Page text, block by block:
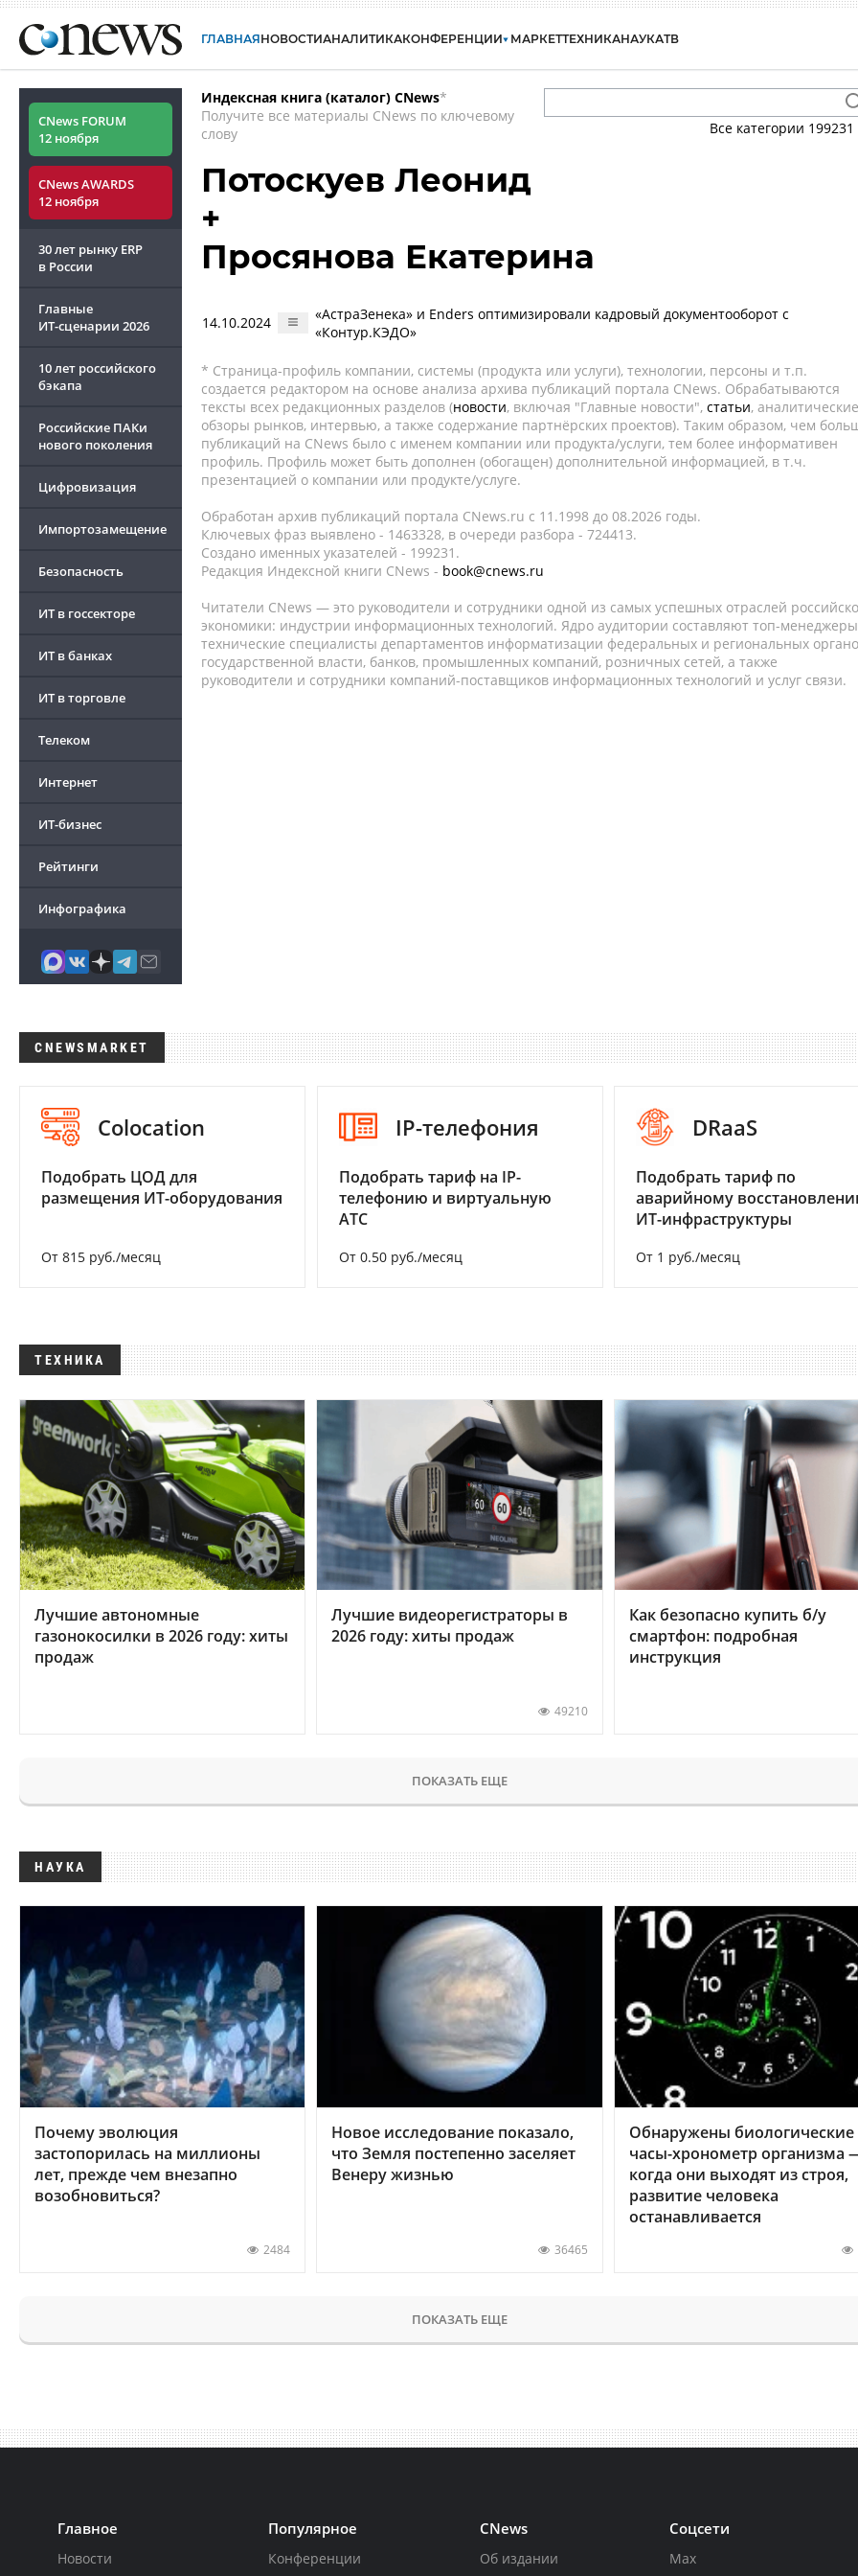
ГЛАВНАЯНОВОСТИАНАЛИТИКАКОНФЕРЕНЦИИ МАРКЕТТЕХНИКАНАУКАТВ
CNews FORUM
12 ноября
CNews AWARDS
12 ноября
30 лет рынку ERP
в России
Главные
ИТ-сценарии 2026
10 лет российского
бэкапа
Российские ПАКи
нового поколения
Цифровизация
Импортозамещение
Безопасность
ИТ в госсекторе
ИТ в банках
ИТ в торговле
Телеком
Интернет
ИТ-бизнес
Рейтинги
Инфографика
Индексная книга (каталог) CNews*
Получите все материалы CNews по ключевому
слову
Все категории 199231
Потоскуев Леонид
+
Просянова Екатерина
14.10.2024
«АстраЗенека» и Enders оптимизировали кадровый документооборот с
«Контур.КЭДО»
* Страница-профиль компании, системы (продукта или услуги), технологии, персоны и т.п.
создается редактором на основе анализа архива публикаций портала CNews. Обрабатываются
тексты всех редакционных разделов (новости, включая "Главные новости", статьи, аналитические
обзоры рынков, интервью, а также содержание партнёрских проектов). Таким образом, чем
публикаций на CNews было с именем компании или продукта/услуги, тем более информативен
профиль. Профиль может быть дополнен (обогащен) дополнительной информацией, в т.ч.
презентацией о компании или продукте/услуге.
Обработан архив публикаций портала CNews.ru c 11.1998 до 08.2026 годы.
Ключевых фраз выявлено - 1463328, в очереди разбора - 724413.
Создано именных указателей - 199231.
Редакция Индексной книги CNews - book@cnews.ru
Читатели CNews — это руководители и сотрудники одной из самых успешных отраслей
экономики: индустрии информационных технологий. Ядро аудитории составляют топ-
технические специалисты департаментов информатизации федеральных и региональных
государственной власти, банков, промышленных компаний, розничных сетей, а также
руководители и сотрудники компаний-поставщиков информационных технологий и услуг связи.
CNEWSMARKET
Colocation
Подобрать ЦОД для
размещения ИТ-оборудования
От 815 руб./месяц
IP-телефония
Подобрать тариф на IP-
телефонию и виртуальную
АТС
От 0.50 руб./месяц
DRaaS
Подобрать тариф по
аварийному
ИТ-инфраструктуры
От 1 руб./месяц
ТЕХНИКА
Лучшие автономные
газонокосилки в 2026 году: хиты
продаж
Лучшие видеорегистраторы в
2026 году: хиты продаж
49210
Как безопасно купить б/у
смартфон: подробная
инструкция
ПОКАЗАТЬ ЕЩЕ
НАУКА
Почему эволюция
застопорилась на миллионы
лет, прежде чем внезапно
возобновиться?
2484
Новое исследование показало,
что Земля постепенно заселяет
Венеру жизнью
36465
Обнаружены биологические
часы-хронометр организма
когда они выходят из строя,
развитие человека
останавливается
ПОКАЗАТЬ ЕЩЕ
Главное
Новости
Популярное
Конференции
CNews
Об издании
Соцсети
Max